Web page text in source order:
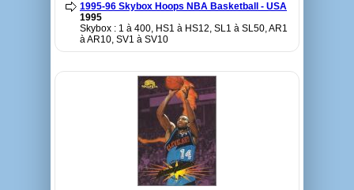
1995-96 Skybox Hoops NBA Basketball - USA
1995
Skybox : 1 à 400, HS1 à HS12, SL1 à SL50, AR1
à AR10, SV1 à SV10